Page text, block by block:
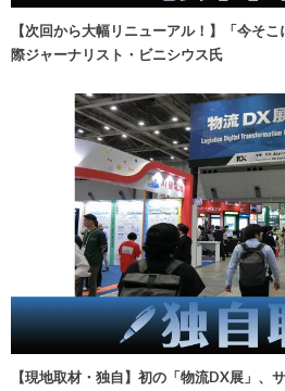
【次回から大幅リニューアル！】「今そ
際ジャーナリスト・ビニシウス氏
【現地取材・独自】初の「物流DX展」、